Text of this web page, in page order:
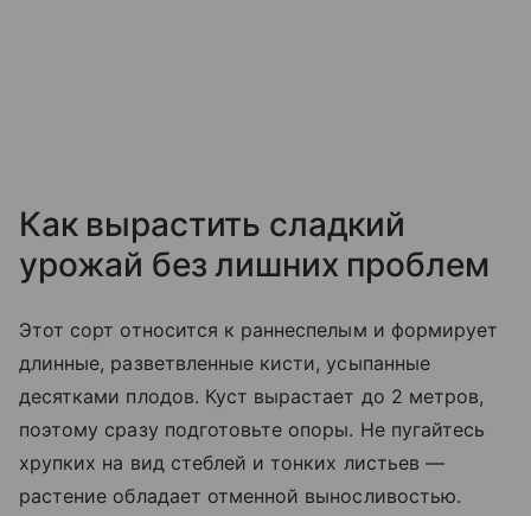
Как вырастить сладкий
урожай без лишних проблем
Этот сорт относится к раннеспелым и формирует
длинные, разветвленные кисти, усыпанные
десятками плодов. Куст вырастает до 2 метров,
поэтому сразу подготовьте опоры. Не пугайтесь
хрупких на вид стеблей и тонких листьев —
растение обладает отменной выносливостью.